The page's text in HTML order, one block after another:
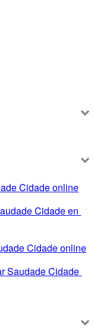
Cidade online
Cidade en
Cidade online
Saudade Cidade